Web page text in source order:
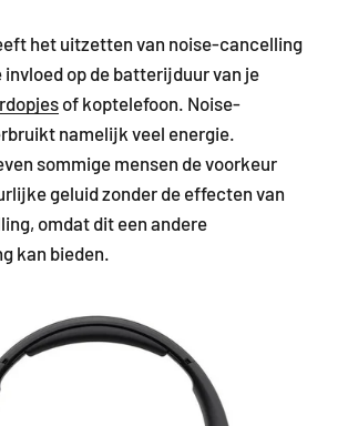
het uitzetten van noise-cancelling
invloed op de batterijduur van je
of koptelefoon. Noise-
namelijk veel energie.
sommige mensen de voorkeur
geluid zonder de effecten van
omdat dit een andere
kan bieden.